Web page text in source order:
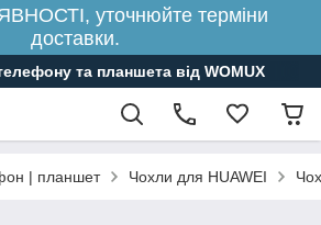
уточнюйте терміни
доставки.
та планшета від WOMUX
| планшет Чохли для HUAWEI